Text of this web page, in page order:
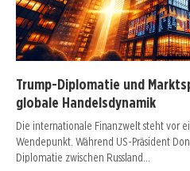
Trump-Diplomatie und
globale Handelsdynamik
Die internationale Finanzwelt steht vor
Wendepunkt. Während US-Präsident
Diplomatie zwischen Russland…